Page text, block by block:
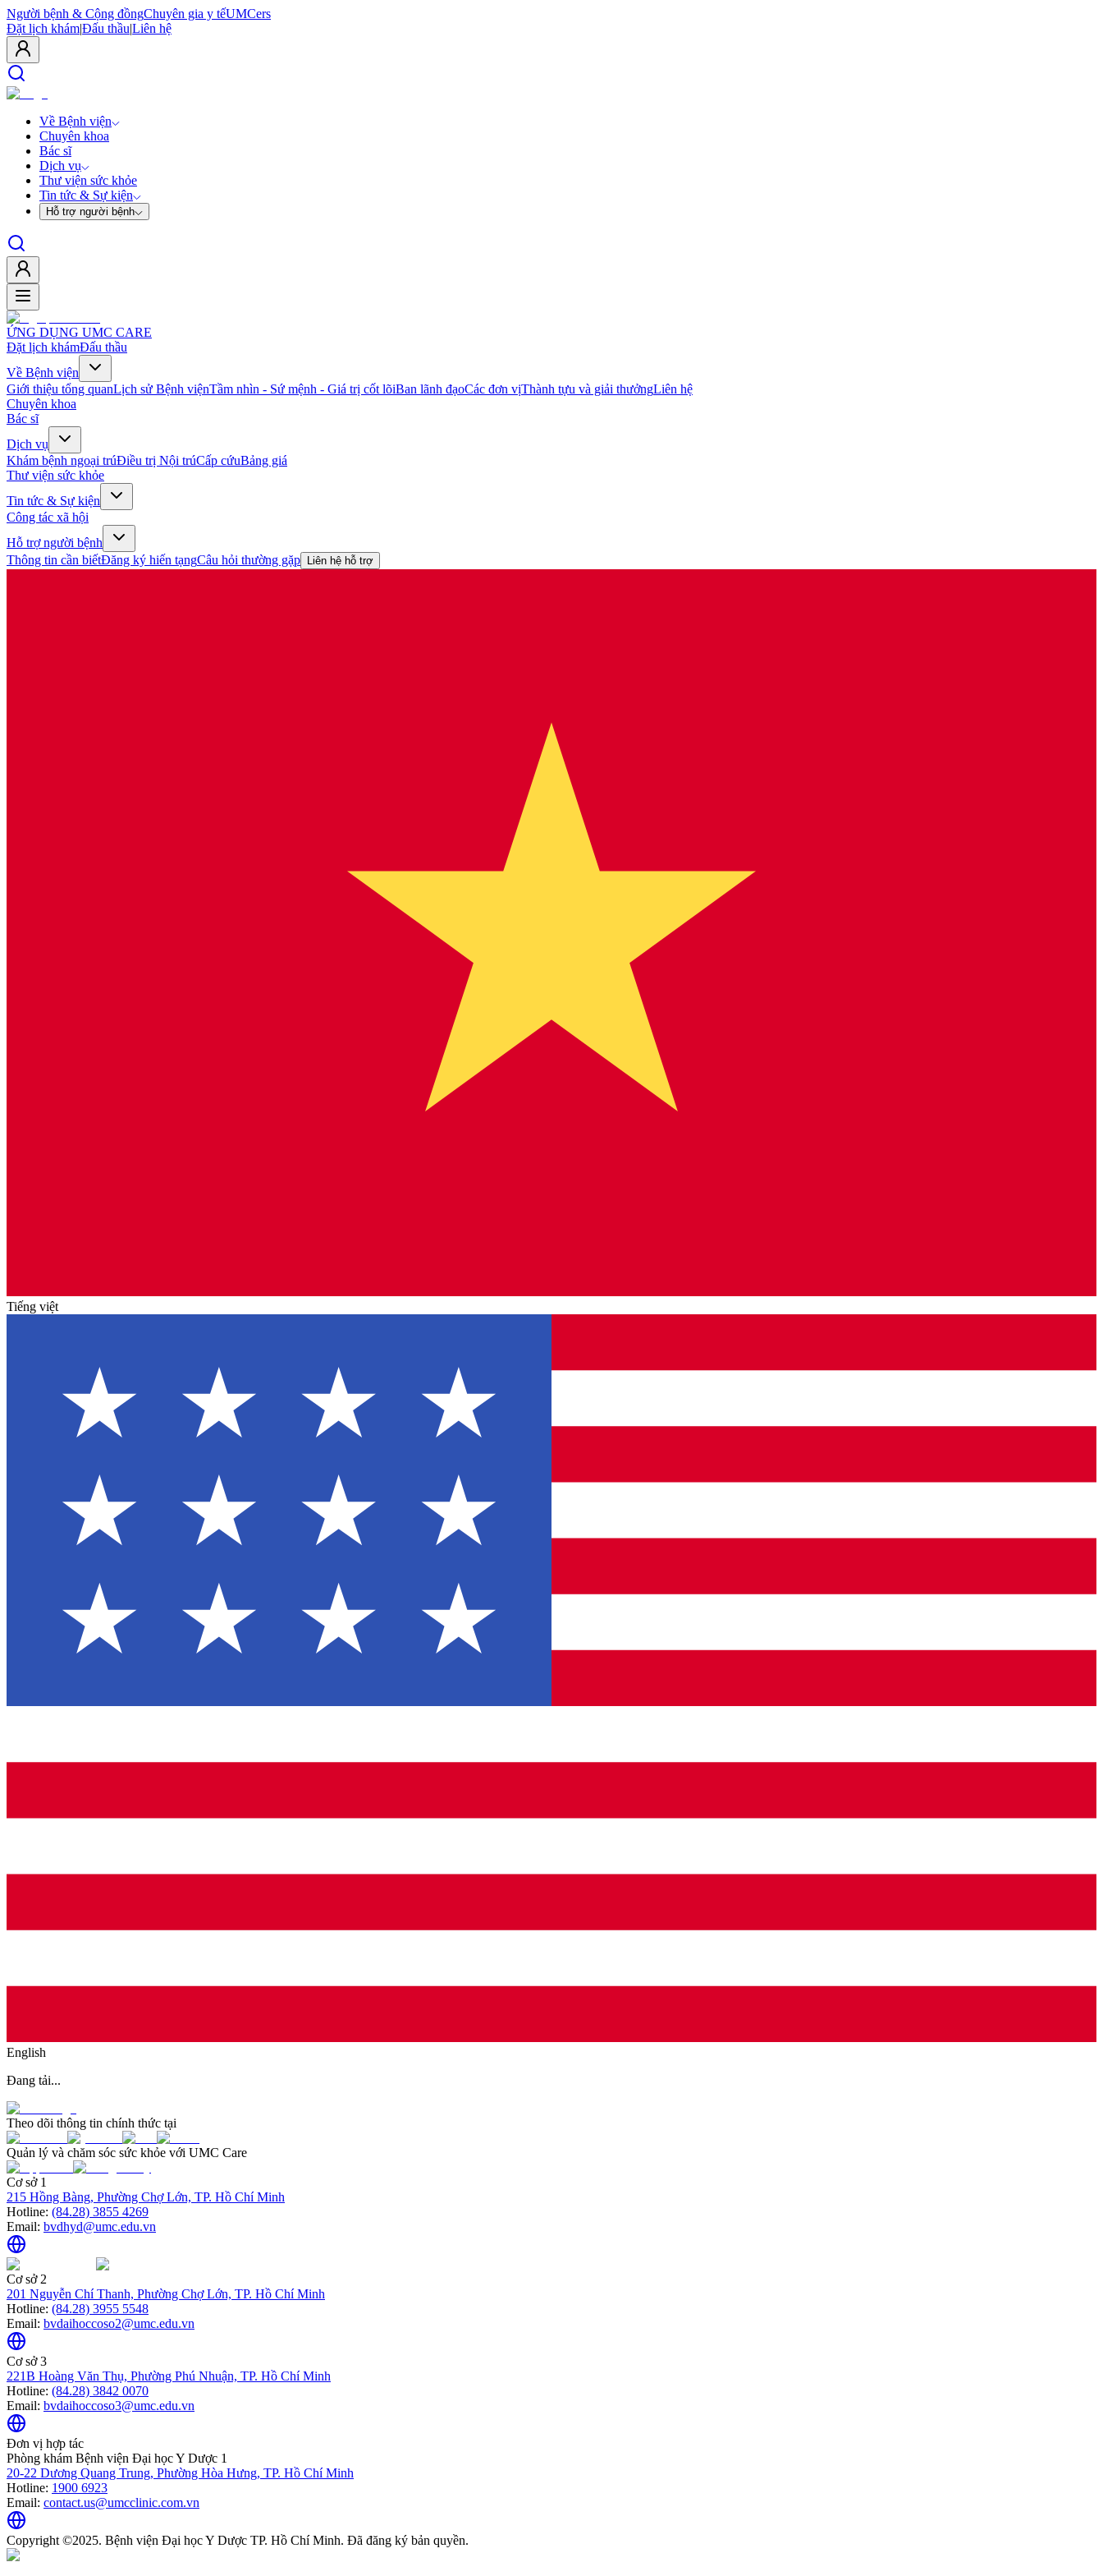
Người bệnh & Cộng đồngChuyên gia y tếUMCers
Đặt lịch khám|Đấu thầu|Liên hệ
Về Bệnh viện
Chuyên khoa
Bác sĩ
Dịch vụ
Thư viện sức khỏe
Tin tức & Sự kiện
Hỗ trợ người bệnh
ỨNG DỤNG UMC CARE
Đặt lịch khámĐấu thầu
Về Bệnh viện
Giới thiệu tổng quanLịch sử Bệnh việnTầm nhìn - Sứ mệnh - Giá trị cốt lõiBan lãnh đạoCác đơn vịThành tựu và giải thưởngLiên hệ
Chuyên khoa
Bác sĩ
Dịch vụ
Khám bệnh ngoại trúĐiều trị Nội trúCấp cứuBảng giá
Thư viện sức khỏe
Tin tức & Sự kiện
Công tác xã hội
Hỗ trợ người bệnh
Thông tin cần biếtĐăng ký hiến tạngCâu hỏi thường gặp Liên hệ hỗ trợ
Tiếng việt
English
Đang tải...
Theo dõi thông tin chính thức tại
Quản lý và chăm sóc sức khỏe với UMC Care
Cơ sở 1
215 Hồng Bàng, Phường Chợ Lớn, TP. Hồ Chí Minh
Hotline: (84.28) 3855 4269
Email: bvdhyd@umc.edu.vn
Cơ sở 2
201 Nguyễn Chí Thanh, Phường Chợ Lớn, TP. Hồ Chí Minh
Hotline: (84.28) 3955 5548
Email: bvdaihoccoso2@umc.edu.vn
Cơ sở 3
221B Hoàng Văn Thụ, Phường Phú Nhuận, TP. Hồ Chí Minh
Hotline: (84.28) 3842 0070
Email: bvdaihoccoso3@umc.edu.vn
Đơn vị hợp tác
Phòng khám Bệnh viện Đại học Y Dược 1
20-22 Dương Quang Trung, Phường Hòa Hưng, TP. Hồ Chí Minh
Hotline: 1900 6923
Email: contact.us@umcclinic.com.vn
Copyright ©2025. Bệnh viện Đại học Y Dược TP. Hồ Chí Minh. Đã đăng ký bản quyền.